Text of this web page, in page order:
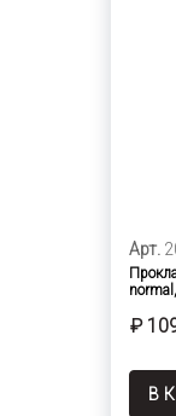
Арт.
₽
В